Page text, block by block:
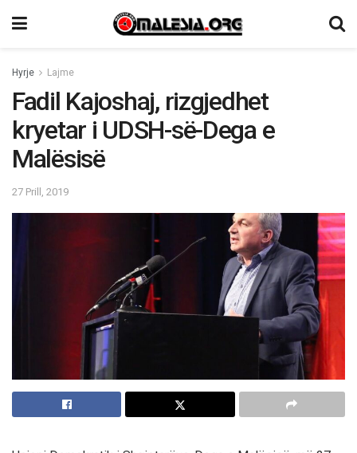
Hyrje Lajme
Fadil Kajoshaj, rizgjedhet
kryetar i UDSH-së-Dega e
Malësisë
27 Prill, 2019